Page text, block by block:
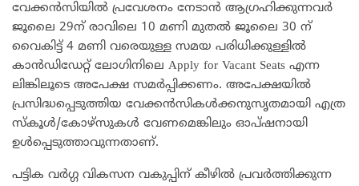
വേക്കൻസിയിൽ പ്രവേശനം നേടാൻ ആഗ്രഹിക്കുന്നവർ
ജൂലൈ 29ന് രാവിലെ 10 മണി മുതൽ ജൂലൈ 30 ന്
വൈകിട്ട് 4 മണി വരെയുള്ള സമയ പരിധിക്കുള്ളിൽ
കാൻഡിഡേറ്റ് ലോഗിനിലെ Apply for Vacant Seats എന്ന
ലിങ്കിലൂടെ അപേക്ഷ സമർപ്പിക്കണം. അപേക്ഷയിൽ
പ്രസിദ്ധപ്പെടുത്തിയ വേക്കൻസികൾക്കനുസൃതമായി എത്ര
സ്‌കൂൾ/കോഴ്‌സുകൾ വേണമെങ്കിലും ഓപ്ഷനായി
ഉൾപ്പെടുത്താവുന്നതാണ്.
പട്ടിക വർഗ്ഗ വികസന വകുപ്പിന് കീഴിൽ പ്രവർത്തിക്കുന്ന